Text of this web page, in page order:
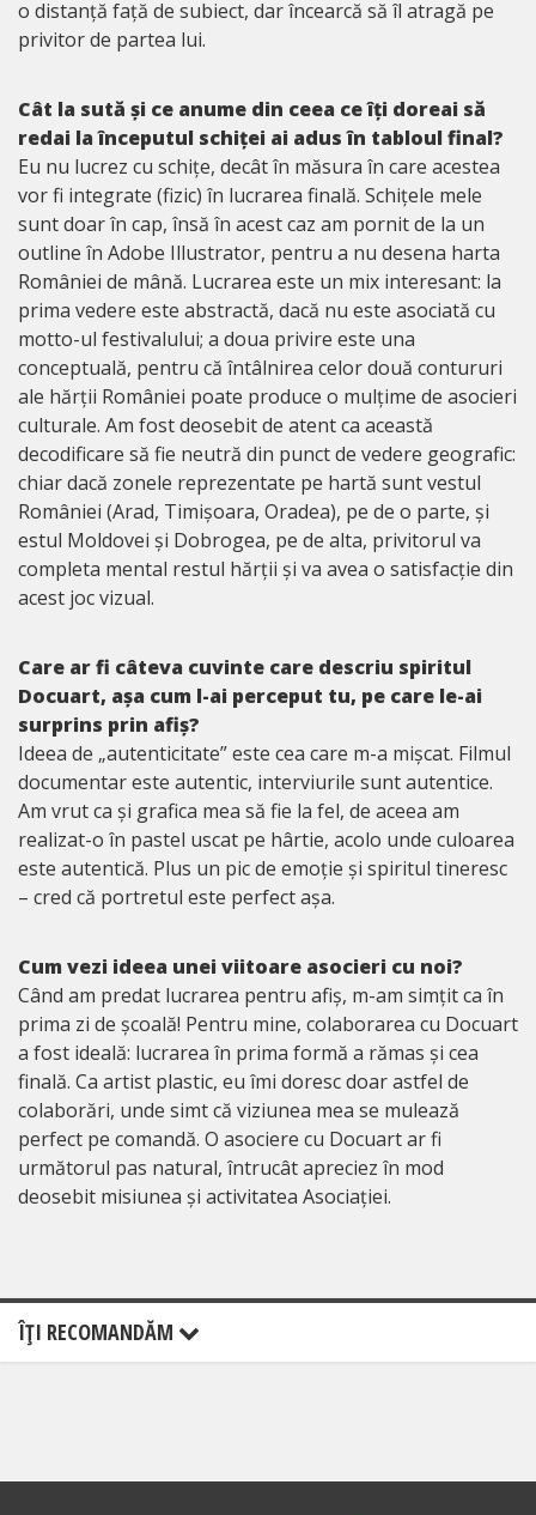
o distanță față de subiect, dar încearcă să îl atragă pe
privitor de partea lui.
Cât la sută și ce anume din ceea ce îți doreai să
redai la începutul schiței ai adus în tabloul final?
Eu nu lucrez cu schițe, decât în măsura în care acestea
vor fi integrate (fizic) în lucrarea finală. Schițele mele
sunt doar în cap, însă în acest caz am pornit de la un
outline în Adobe Illustrator, pentru a nu desena harta
României de mână. Lucrarea este un mix interesant: la
prima vedere este abstractă, dacă nu este asociată cu
motto-ul festivalului; a doua privire este una
conceptuală, pentru că întâlnirea celor două contururi
ale hărții României poate produce o mulțime de asocieri
culturale. Am fost deosebit de atent ca această
decodificare să fie neutră din punct de vedere geografic:
chiar dacă zonele reprezentate pe hartă sunt vestul
României (Arad, Timișoara, Oradea), pe de o parte, și
estul Moldovei și Dobrogea, pe de alta, privitorul va
completa mental restul hărții și va avea o satisfacție din
acest joc vizual.
Care ar fi câteva cuvinte care descriu spiritul
Docuart, așa cum l-ai perceput tu, pe care le-ai
surprins prin afiș?
Ideea de „autenticitate” este cea care m-a mișcat. Filmul
documentar este autentic, interviurile sunt autentice.
Am vrut ca și grafica mea să fie la fel, de aceea am
realizat-o în pastel uscat pe hârtie, acolo unde culoarea
este autentică. Plus un pic de emoție și spiritul tineresc
– cred că portretul este perfect așa.
Cum vezi ideea unei viitoare asocieri cu noi?
Când am predat lucrarea pentru afiș, m-am simțit ca în
prima zi de școală! Pentru mine, colaborarea cu Docuart
a fost ideală: lucrarea în prima formă a rămas și cea
finală. Ca artist plastic, eu îmi doresc doar astfel de
colaborări, unde simt că viziunea mea se mulează
perfect pe comandă. O asociere cu Docuart ar fi
următorul pas natural, întrucât apreciez în mod
deosebit misiunea și activitatea Asociației.
ÎŢI RECOMANDĂM